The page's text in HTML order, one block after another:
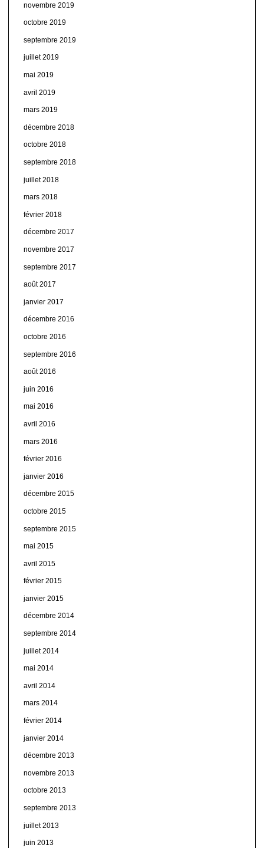
novembre 2019
octobre 2019
septembre 2019
juillet 2019
mai 2019
avril 2019
mars 2019
décembre 2018
octobre 2018
septembre 2018
juillet 2018
mars 2018
février 2018
décembre 2017
novembre 2017
septembre 2017
août 2017
janvier 2017
décembre 2016
octobre 2016
septembre 2016
août 2016
juin 2016
mai 2016
avril 2016
mars 2016
février 2016
janvier 2016
décembre 2015
octobre 2015
septembre 2015
mai 2015
avril 2015
février 2015
janvier 2015
décembre 2014
septembre 2014
juillet 2014
mai 2014
avril 2014
mars 2014
février 2014
janvier 2014
décembre 2013
novembre 2013
octobre 2013
septembre 2013
juillet 2013
juin 2013